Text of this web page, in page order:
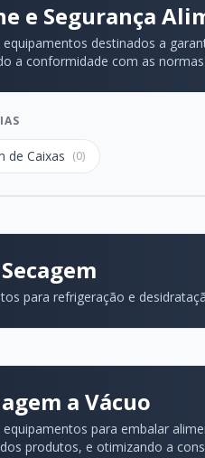
e Segurança
equipamentos destinados a
a conformidade com as
de Caixas (0)
para refrigeração e
a Vácuo
equipamentos para embalar
produtos, e otimizando a